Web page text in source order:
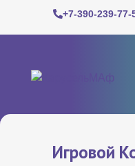
+7-390-239-77-
Игровой